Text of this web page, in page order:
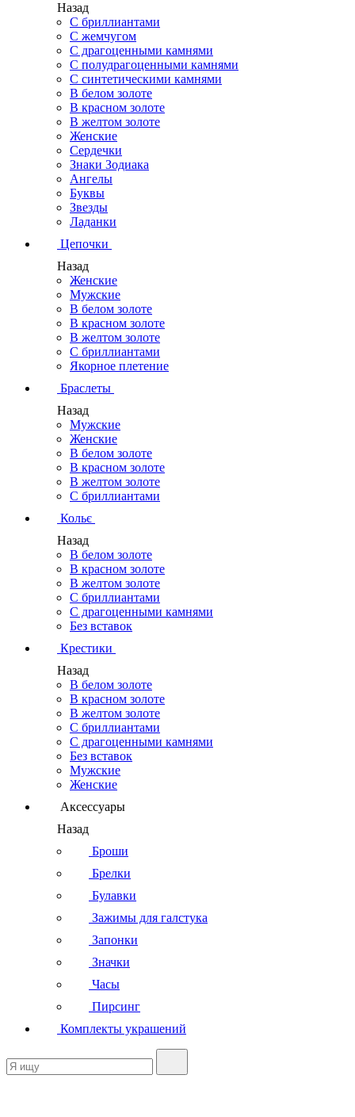
Назад
С бриллиантами
С жемчугом
С драгоценными камнями
С полудрагоценными камнями
С синтетическими камнями
В белом золоте
В красном золоте
В желтом золоте
Женские
Сердечки
Знаки Зодиака
Ангелы
Буквы
Звезды
Ладанки
Цепочки
Назад
Женские
Мужские
В белом золоте
В красном золоте
В желтом золоте
С бриллиантами
Якорное плетение
Браслеты
Назад
Мужские
Женские
В белом золоте
В красном золоте
В желтом золоте
С бриллиантами
Кольє
Назад
В белом золоте
В красном золоте
В желтом золоте
С бриллиантами
С драгоценными камнями
Без вставок
Крестики
Назад
В белом золоте
В красном золоте
В желтом золоте
С бриллиантами
С драгоценными камнями
Без вставок
Мужские
Женские
Аксессуары
Назад
Броши
Брелки
Булавки
Зажимы для галстука
Запонки
Значки
Часы
Пирсинг
Комплекты украшений